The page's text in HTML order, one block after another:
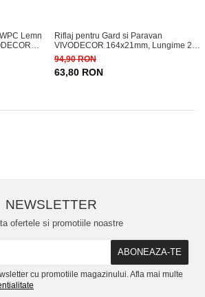
Lemn
Riflaj pentru Gard si Paravan
VIVODECOR 164x21mm, Lungime 2
m, Riflaj cu Fata Dubla Gri Antracit din
WPC Lemn Compozit .
94,90 RON
63,80 RON
NEWSLETTER
ofertele si promotiile noastre
cu promotiile magazinului. Afla mai multe